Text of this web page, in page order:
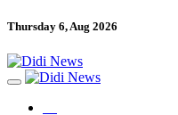
Thursday 6, Aug 2026